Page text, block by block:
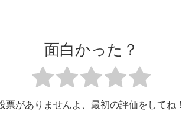
面白かった？
票がありませんよ、最初の評価をしてね！